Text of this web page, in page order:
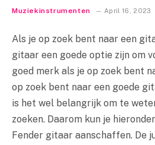
Muziekinstrumenten April 16, 2023
Als je op zoek bent naar een
gitaar een goede optie zijn om
goed merk als je op zoek bent
op zoek bent naar een goede
is het wel belangrijk om te
zoeken. Daarom kun je
Fender gitaar aanschaffen. De